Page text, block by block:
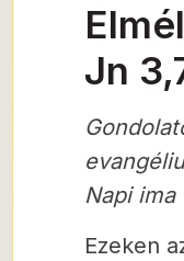
Jn
Napi ima
Ezeken